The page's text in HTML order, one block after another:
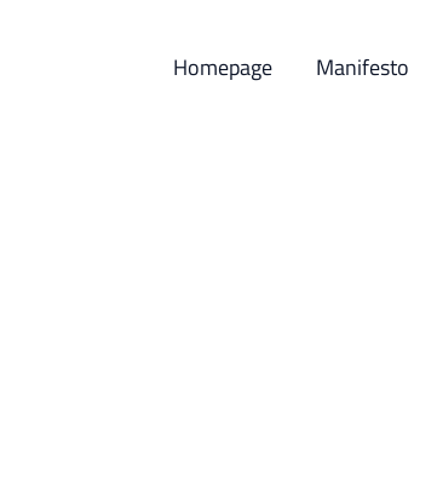
Homepage Manifesto